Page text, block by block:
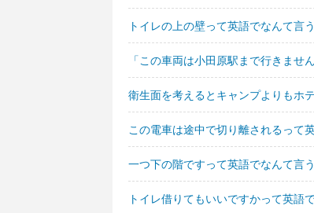
トイレの上の壁って英語でなんて言
「この車両は小田原駅まで行きませ
衛生面を考えるとキャンプよりもホ
この電車は途中で切り離されるって
一つ下の階ですって英語でなんて言
トイレ借りてもいいですかって英語